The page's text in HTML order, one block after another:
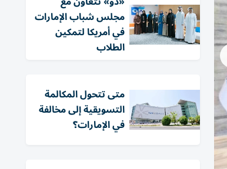
مجلس شباب الإمارات
في أمريكا لتمكين
الطلاب
متى تتحول المكالمة
التسويقية إلى مخالفة
في الإمارات؟